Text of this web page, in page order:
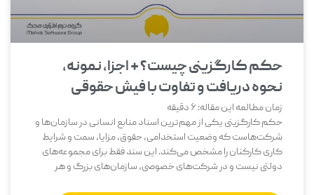
حکم کارگزینی چیست؟ + اجزا، نمونه،
نحوه دریافت و تفاوت با فیش حقوقی
زمان مطالعه این مقاله:6 دقیقه
حکم کارگزینی یکی از مهم‌ترین اسناد منابع انسانی در سازمان‌ها و
شرکت‌هاست که وضعیت استخدامی، حقوق، مزایا، سمت و شرایط
کاری کارکنان را مشخص می‌کند. این سند فقط برای مجموعه‌های
دولتی نیست و در شرکت‌های خصوصی، سازمان‌های بزرگ و هر